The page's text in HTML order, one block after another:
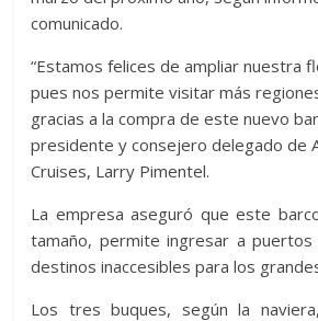
comunicado.
“Estamos felices de ampliar nuestra
pues nos permite visitar más
gracias a la compra de este nuevo
presidente y consejero delegado de
Cruises, Larry Pimentel.
La empresa aseguró que este
tamaño, permite ingresar a
destinos inaccesibles para los
Los tres buques, según la